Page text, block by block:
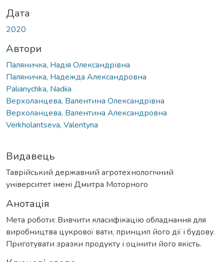
Дата
2020
Автори
Паляничка, Надія Олександрівна
Паляничка, Надежда Александровна
Palianychka, Nadiia
Верхоланцева, Валентина Олександрівна
Верхоланцева, Валентина Александровна
Verkholantseva, Valentyna
Видавець
Таврійський державний агротехнологічний
університет імені Дмитра Моторного
Анотація
Мета роботи: Вивчити класифікацію обладнання для
виробництва цукрової вати, принцип його дії і будову.
Приготувати зразки продукту і оцінити його якість.